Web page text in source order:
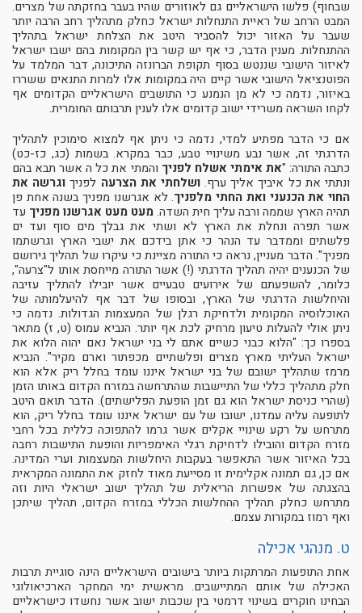
שבחוף) פלשו הישראליים גם לאוזורים שהיו בעבר בחזקתה של מצרים.
המבט הרחב של ראיית התנחלות ישראל כחלק מתהליך רחב הרבה יותר
שעבר על האזור יכול להסביר היטב את הצלחת ישראל בתהליך
ההתנחלות. מענין הדבר, כי אף יש קשר בין המקומות בהם ישבו ישראל
לאיזור הישובי שננטש בסוף תקופת הברונזה התיכונה, דבר המלמד על
הפוטנציאל הישובי אשר קיים היה במקומות אלו למרות התנאים ששררו
באיזור, נדמה כי לא מן הנמנע כי התושבים הישראליים הקדומים אף
לקחו השראה משרידי ישוב קדומים אלו לענין תרבותם החומרית.
אם כי הדבר מפתיע למדי, נדמה כי ניתן אף למצוא סימוכין לתהליך
הדרגתי זה, אשר נבע משינויי טבע, כבר במקרא. בשמות (כג, כז-כט)
כתבה התורה: "את אימתי אשלח לפניך והמתי את כל ה אשר תבא בהם
ונתתי את כל איביך אליך ערף.ושלחתי את הצרעה לפניך וגרשה את
החוי את הכנעני ואת החתי מלפניך. לא אגרשנו מפניך בשנה אחת פן
תהיה הארץ שממה ורבה עליך חית השדה.מעט מעט אגרשנו מפניך עד
אשר תפרה ונחלת את הארץ לא ושתי את גבלך מים סוף ועד ים
פלשתים וממדבר עד הנהר כי אתן בידכם את ישבי הארץ וגרשתמו
מפניך". הדבר מעניין, נראה כי התורה מציינת כי עיקרו של תהליך גירושם
של הכנענים יהיה תהליך הדרגתי (!) אשר התורה מייחסת אותו ל"צרעה",
כלומר, להשפעתם של אירועים טבעיים אשר יובילו להתליך עזיבה
והיחלשות הדרגתי של הארץ, ובסופו של דבר אף להיעלמותה של
האוכלוסיה המקומית ולדחיקת רגלן של המעצמות הגדולות. נדמה כי
ניתן אולי להעלות טיעון מרחיק לכת אף יותר. הנביא עמוס (ט, ז) מתאר
בספרו כך: "הלוא כבני כשיים אתם לי בני ישראל נאם יהוה הלוא את
ישראל העליתי מארץ מצרים ופלשתיים מכפתור וארם מקיר". הנביא
מרמז שתהליך ישובם של בני ישראל איננו עומד בחלל ריק אלא הוא
חלק מתהליך כללי של התיישבות שהתרחשה במזרח הקדום באותו הזמן
(שהרי כניסת ישראל הוא גם זמן הופעת הפלישתים). הדבר תואם היטב
לתופעה עליה עמדנו, ישובו של עם ישראל איננו עומד בחלל ריק, הוא
מתרחש על רקע שינויי אקלים אשר גרמו להתפוכה כללית בכל רחבי
מזרח הקדום והובילו לדחיקת רגלי האימפריות והופעת התישבות רחבה
בכל האיזור אשר התאפשר בעקבות היחלשות המעצמות וערי המדינה.
אם כן, גם תמונה אקלימית זו מסייעת מאוד לחזק את התמונה המקראית
בהצגתה של אפשרות הריאלית של תהליך ישוב ישראלי היות וזה
מתרחש כחלק תהליך ההחלשות הכללי במזרח הקדום, תהליך שיתכן
ואף רמוז במקורות עצמם.
ט. מנהגי אכילה
אחת התופעות המרתקות ביותר בישובים הישראליים הינה סוגיית תרבות
האכילה של אותם המתיישבים. מראשית ימי המחקר הארכיאולוגי
הבחינו חוקרים בשינוי דרמטי בין שכבות ישוב אשר נחשדו כישראליים